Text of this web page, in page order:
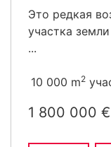
Это редкая
участка
...
10 000 m2
1 800 000 €